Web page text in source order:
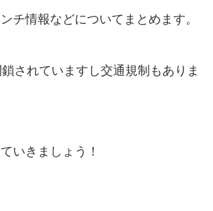
チ情報などについてまとめます。
されていますし交通規制もありま
いきましょう！